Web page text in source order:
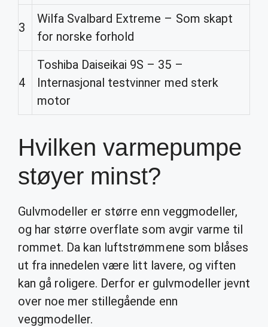
3
Wilfa Svalbard Extreme – Som skapt
for norske forhold
4
Toshiba Daiseikai 9S – 35 –
Internasjonal testvinner med sterk
motor
Hvilken varmepumpe
støyer minst?
Gulvmodeller er større enn veggmodeller,
og har større overflate som avgir varme til
rommet. Da kan luftstrømmene som blåses
ut fra innedelen være litt lavere, og viften
kan gå roligere. Derfor er gulvmodeller jevnt
over noe mer stillegående enn
veggmodeller.